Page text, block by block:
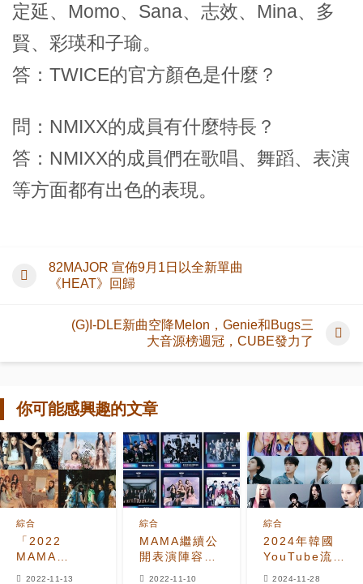
定延、Momo、Sana、志效、Mina、多
賢、彩瑛和子瑜。
答：TWICE的官方顏色是什麼？
問：NMIXX的成員有什麼特長？
答：NMIXX的成員們在歌唱、舞蹈、表演
等方面都有出色的表現。
82MAJOR 宣佈9月1日以全新單曲
《HEAT》回歸
(G)I-DLE新曲空降Melon，Genie和Bugs三
大音源榜週冠，CUBE發力了
你可能感興趣的文章
「2022
MAMA
綜合
2022-11-13
MAMA繼續公
開表演陣容，
綜合
2022-11-10
2024年韓國
YouTube流媒
綜合
2024-11-28